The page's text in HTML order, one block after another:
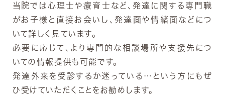
当院では心理士や療育士など、発達に関する専門職
がお子様と直接お会いし、発達面や情緒面などにつ
いて詳しく見ています。
必要に応じて、より専門的な相談場所や支援先につ
いての情報提供も可能です。
発達外来を受診するか迷っている…という方にもぜ
ひ受けていただくことをお勧めします。